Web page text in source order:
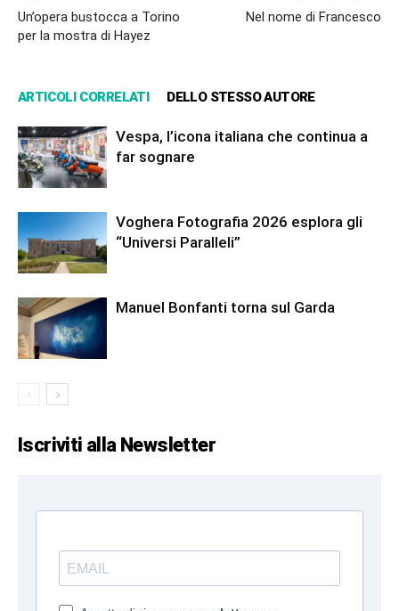
Un’opera bustocca a Torino
per la mostra di Hayez
Nel nome di Francesco
ARTICOLI CORRELATI DELLO STESSO AUTORE
Vespa, l’icona italiana che continua a
far sognare
Voghera Fotografia 2026 esplora gli
“Universi Paralleli”
Manuel Bonfanti torna sul Garda
Iscriviti alla Newsletter